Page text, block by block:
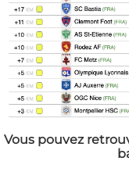
Vous pouvez